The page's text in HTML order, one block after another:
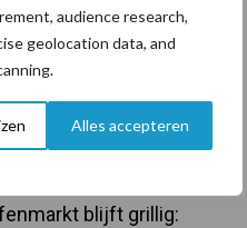
audience research,
geolocation data, and
Alles accepteren
Partner nieuws
blijft grillig: